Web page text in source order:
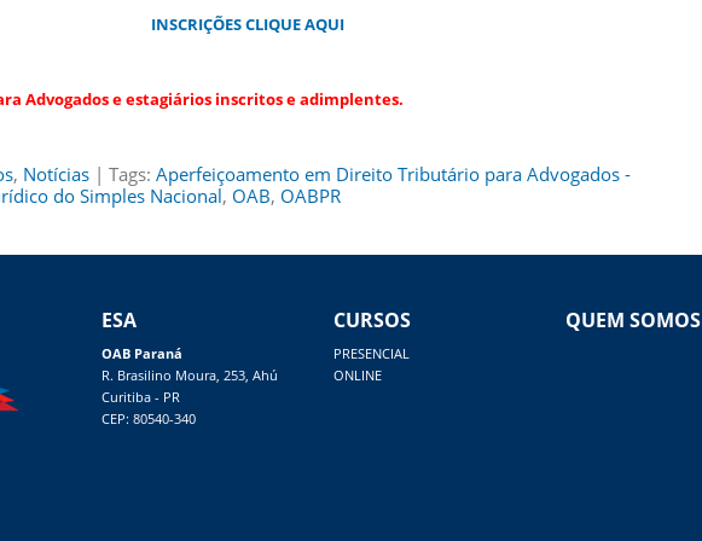
INSCRIÇÕES CLIQUE AQUI
Advogados e estagiários inscritos e adimplentes.
, Notícias | Tags: Aperfeiçoamento em Direito Tributário para Advogados -
do Simples Nacional, OAB, OABPR
ESA
OAB Paraná
R. Brasilino Moura, 253, Ahú
Curitiba - PR
CEP: 80540-340
CURSOS
PRESENCIAL
ONLINE
QUEM SOMOS